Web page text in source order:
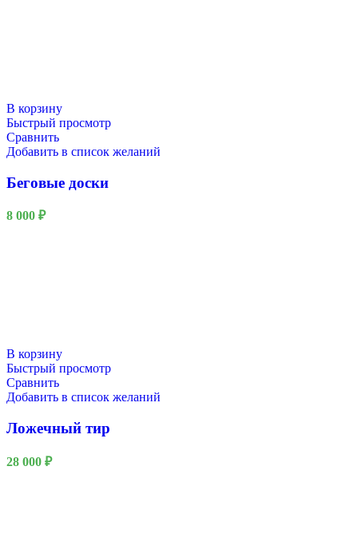
В корзину
Быстрый просмотр
Сравнить
Добавить в список желаний
Беговые доски
8 000 ₽
В корзину
Быстрый просмотр
Сравнить
Добавить в список желаний
Ложечный тир
28 000 ₽